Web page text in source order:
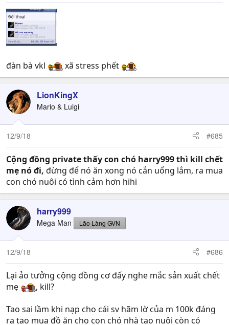
đàn bà vkl xã stress phết
LionKingX
Mario & Luigi
12/9/18 #685
Cộng đồng private thấy con chó harry999 thì kill chết
mẹ nó đi, đừng để nó ăn xong nó cắn uổng lắm, ra mua
con chó nuôi có tình cảm hơn hihi
harry999
Mega Man Lão Làng GVN
12/9/18 #686
Lại ảo tưởng cộng đồng cơ đấy nghe mắc sản xuất chết
mẹ
, kill?
Tao sai lầm khi nạp cho cái sv hãm lờ của m 100k đáng
ra tao mua đồ ăn cho con chó nhà tao nuôi còn có